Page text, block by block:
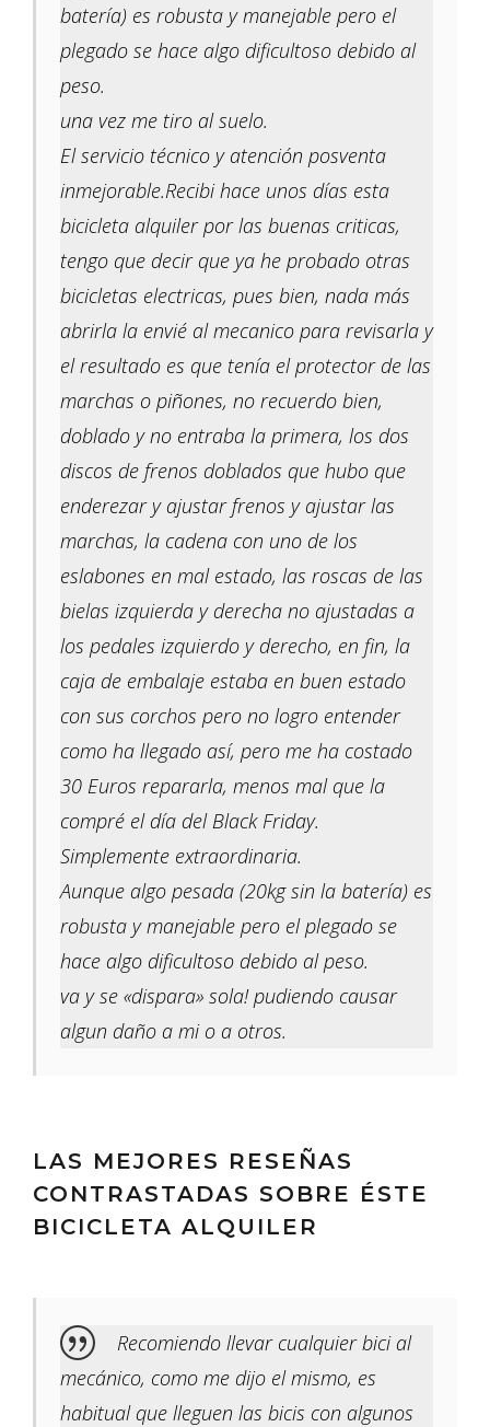
batería) es robusta y manejable pero el
plegado se hace algo dificultoso debido al
peso.
una vez me tiro al suelo.
El servicio técnico y atención posventa
inmejorable.Recibi hace unos días esta
bicicleta alquiler por las buenas criticas,
tengo que decir que ya he probado otras
bicicletas electricas, pues bien, nada más
abrirla la envié al mecanico para revisarla y
el resultado es que tenía el protector de las
marchas o piñones, no recuerdo bien,
doblado y no entraba la primera, los dos
discos de frenos doblados que hubo que
enderezar y ajustar frenos y ajustar las
marchas, la cadena con uno de los
eslabones en mal estado, las roscas de las
bielas izquierda y derecha no ajustadas a
los pedales izquierdo y derecho, en fin, la
caja de embalaje estaba en buen estado
con sus corchos pero no logro entender
como ha llegado así, pero me ha costado
30 Euros repararla, menos mal que la
compré el día del Black Friday.
Simplemente extraordinaria.
Aunque algo pesada (20kg sin la batería) es
robusta y manejable pero el plegado se
hace algo dificultoso debido al peso.
va y se «dispara» sola! pudiendo causar
algun daño a mi o a otros.
LAS MEJORES RESEÑAS
CONTRASTADAS SOBRE ÉSTE
BICICLETA ALQUILER
Recomiendo llevar cualquier bici al
mecánico, como me dijo el mismo, es
habitual que lleguen las bicis con algunos